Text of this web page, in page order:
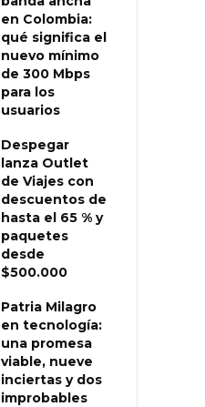
en Colombia:
qué significa el
nuevo mínimo
de 300 Mbps
para los
usuarios
Despegar
lanza Outlet
de Viajes con
descuentos de
hasta el 65 % y
paquetes
desde
$500.000
Patria Milagro
en tecnología:
una promesa
viable, nueve
inciertas y dos
improbables